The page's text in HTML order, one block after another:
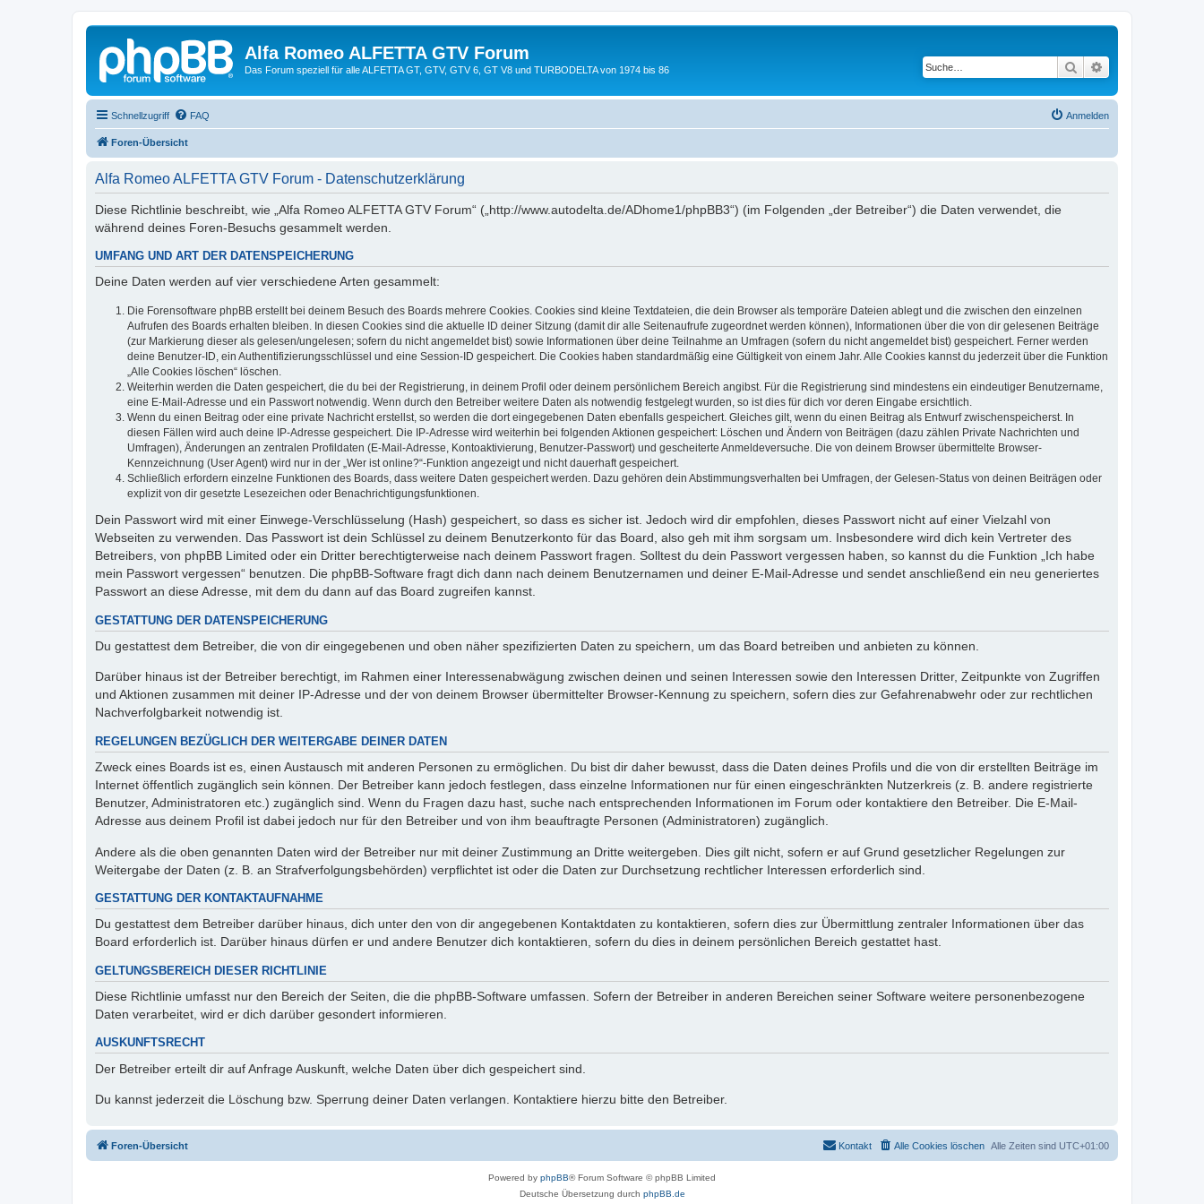
Alfa Romeo ALFETTA GTV Forum
Das Forum speziell für alle ALFETTA GT, GTV, GTV 6, GT V8 und TURBODELTA von 1974 bis 86 Suche
Schnellzugriff FAQ Anmelden
Foren-Übersicht
Alfa Romeo ALFETTA GTV Forum - Datenschutzerklärung
Diese Richtlinie beschreibt, wie „Alfa Romeo ALFETTA GTV Forum“ („http://www.autodelta.de/ADhome1/phpBB3“) (im Folgenden „der Betreiber“) die Daten verwendet, die
während deines Foren-Besuchs gesammelt werden.
UMFANG UND ART DER DATENSPEICHERUNG
Deine Daten werden auf vier verschiedene Arten gesammelt:
Die Forensoftware phpBB erstellt bei deinem Besuch des Boards mehrere Cookies. Cookies sind kleine Textdateien, die dein Browser als temporäre Dateien ablegt und die zwischen den einzelnen
Aufrufen des Boards erhalten bleiben. In diesen Cookies sind die aktuelle ID deiner Sitzung (damit dir alle Seitenaufrufe zugeordnet werden können), Informationen über die von dir gelesenen Beiträge
(zur Markierung dieser als gelesen/ungelesen; sofern du nicht angemeldet bist) sowie Informationen über deine Teilnahme an Umfragen (sofern du nicht angemeldet bist) gespeichert. Ferner werden
deine Benutzer-ID, ein Authentifizierungsschlüssel und eine Session-ID gespeichert. Die Cookies haben standardmäßig eine Gültigkeit von einem Jahr. Alle Cookies kannst du jederzeit über die Funktion
„Alle Cookies löschen“ löschen.
Weiterhin werden die Daten gespeichert, die du bei der Registrierung, in deinem Profil oder deinem persönlichem Bereich angibst. Für die Registrierung sind mindestens ein eindeutiger Benutzername,
eine E-Mail-Adresse und ein Passwort notwendig. Wenn durch den Betreiber weitere Daten als notwendig festgelegt wurden, so ist dies für dich vor deren Eingabe ersichtlich.
Wenn du einen Beitrag oder eine private Nachricht erstellst, so werden die dort eingegebenen Daten ebenfalls gespeichert. Gleiches gilt, wenn du einen Beitrag als Entwurf zwischenspeicherst. In
diesen Fällen wird auch deine IP-Adresse gespeichert. Die IP-Adresse wird weiterhin bei folgenden Aktionen gespeichert: Löschen und Ändern von Beiträgen (dazu zählen Private Nachrichten und
Umfragen), Änderungen an zentralen Profildaten (E-Mail-Adresse, Kontoaktivierung, Benutzer-Passwort) und gescheiterte Anmeldeversuche. Die von deinem Browser übermittelte Browser-
Kennzeichnung (User Agent) wird nur in der „Wer ist online?“-Funktion angezeigt und nicht dauerhaft gespeichert.
Schließlich erfordern einzelne Funktionen des Boards, dass weitere Daten gespeichert werden. Dazu gehören dein Abstimmungsverhalten bei Umfragen, der Gelesen-Status von deinen Beiträgen oder
explizit von dir gesetzte Lesezeichen oder Benachrichtigungsfunktionen.
Dein Passwort wird mit einer Einwege-Verschlüsselung (Hash) gespeichert, so dass es sicher ist. Jedoch wird dir empfohlen, dieses Passwort nicht auf einer Vielzahl von
Webseiten zu verwenden. Das Passwort ist dein Schlüssel zu deinem Benutzerkonto für das Board, also geh mit ihm sorgsam um. Insbesondere wird dich kein Vertreter des
Betreibers, von phpBB Limited oder ein Dritter berechtigterweise nach deinem Passwort fragen. Solltest du dein Passwort vergessen haben, so kannst du die Funktion „Ich habe
mein Passwort vergessen“ benutzen. Die phpBB-Software fragt dich dann nach deinem Benutzernamen und deiner E-Mail-Adresse und sendet anschließend ein neu generiertes
Passwort an diese Adresse, mit dem du dann auf das Board zugreifen kannst.
GESTATTUNG DER DATENSPEICHERUNG
Du gestattest dem Betreiber, die von dir eingegebenen und oben näher spezifizierten Daten zu speichern, um das Board betreiben und anbieten zu können.
Darüber hinaus ist der Betreiber berechtigt, im Rahmen einer Interessenabwägung zwischen deinen und seinen Interessen sowie den Interessen Dritter, Zeitpunkte von Zugriffen
und Aktionen zusammen mit deiner IP-Adresse und der von deinem Browser übermittelter Browser-Kennung zu speichern, sofern dies zur Gefahrenabwehr oder zur rechtlichen
Nachverfolgbarkeit notwendig ist.
REGELUNGEN BEZÜGLICH DER WEITERGABE DEINER DATEN
Zweck eines Boards ist es, einen Austausch mit anderen Personen zu ermöglichen. Du bist dir daher bewusst, dass die Daten deines Profils und die von dir erstellten Beiträge im
Internet öffentlich zugänglich sein können. Der Betreiber kann jedoch festlegen, dass einzelne Informationen nur für einen eingeschränkten Nutzerkreis (z. B. andere registrierte
Benutzer, Administratoren etc.) zugänglich sind. Wenn du Fragen dazu hast, suche nach entsprechenden Informationen im Forum oder kontaktiere den Betreiber. Die E-Mail-
Adresse aus deinem Profil ist dabei jedoch nur für den Betreiber und von ihm beauftragte Personen (Administratoren) zugänglich.
Andere als die oben genannten Daten wird der Betreiber nur mit deiner Zustimmung an Dritte weitergeben. Dies gilt nicht, sofern er auf Grund gesetzlicher Regelungen zur
Weitergabe der Daten (z. B. an Strafverfolgungsbehörden) verpflichtet ist oder die Daten zur Durchsetzung rechtlicher Interessen erforderlich sind.
GESTATTUNG DER KONTAKTAUFNAHME
Du gestattest dem Betreiber darüber hinaus, dich unter den von dir angegebenen Kontaktdaten zu kontaktieren, sofern dies zur Übermittlung zentraler Informationen über das
Board erforderlich ist. Darüber hinaus dürfen er und andere Benutzer dich kontaktieren, sofern du dies in deinem persönlichen Bereich gestattet hast.
GELTUNGSBEREICH DIESER RICHTLINIE
Diese Richtlinie umfasst nur den Bereich der Seiten, die die phpBB-Software umfassen. Sofern der Betreiber in anderen Bereichen seiner Software weitere personenbezogene
Daten verarbeitet, wird er dich darüber gesondert informieren.
AUSKUNFTSRECHT
Der Betreiber erteilt dir auf Anfrage Auskunft, welche Daten über dich gespeichert sind.
Du kannst jederzeit die Löschung bzw. Sperrung deiner Daten verlangen. Kontaktiere hierzu bitte den Betreiber.
Foren-Übersicht Alle Zeiten sind UTC+01:00
Alle Cookies löschen
Kontakt
Powered by phpBB® Forum Software © phpBB Limited
Deutsche Übersetzung durch phpBB.de